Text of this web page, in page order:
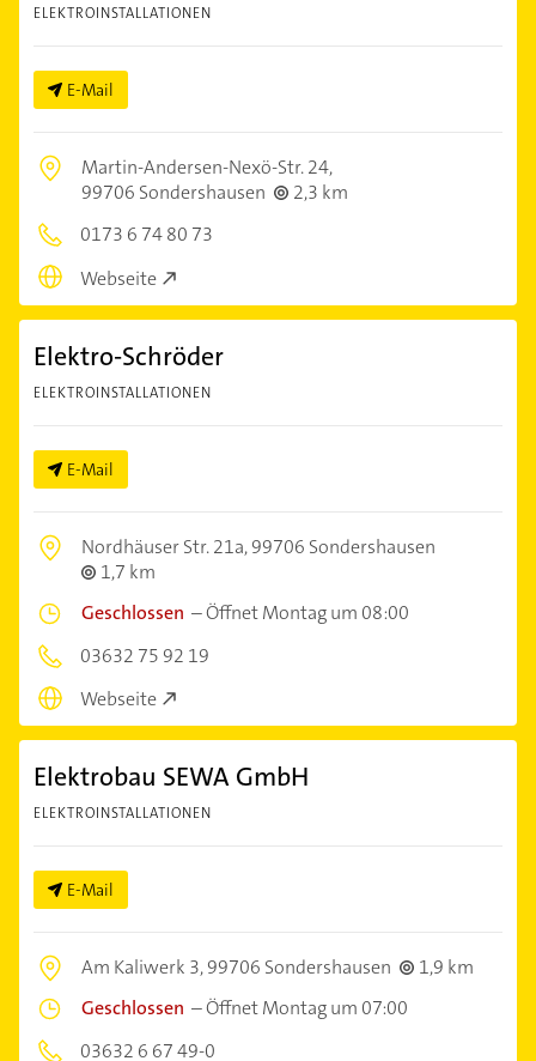
ELEKTROINSTALLATIONEN
E-Mail
Martin-Andersen-Nexö-Str. 24,
99706 Sondershausen
2,3 km
0173 6 74 80 73
Webseite
Elektro-Schröder
ELEKTROINSTALLATIONEN
E-Mail
Nordhäuser Str. 21a,99706 Sondershausen
1,7 km
Geschlossen –Öffnet Montag um 08:00
03632 75 92 19
Webseite
Elektrobau SEWA GmbH
ELEKTROINSTALLATIONEN
E-Mail
Am Kaliwerk 3,99706 Sondershausen
1,9 km
Geschlossen –Öffnet Montag um 07:00
03632 6 67 49-0